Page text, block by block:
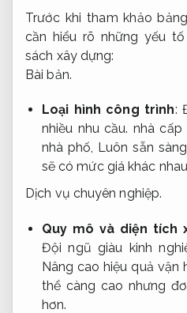
Trước khi tham khảo
cần hiểu rõ những yếu
sách xây dựng:
Bài bản.
Loại hình công trình:
nhiều nhu cầu. nhà cấp
nhà phố, Luôn sẵn
sẽ có mức giá khác
Dịch vụ chuyên nghiệp.
Quy mô và diện tích
Đội ngũ giàu kinh
Nâng cao hiệu quả vận
thể càng cao nhưng
hơn.